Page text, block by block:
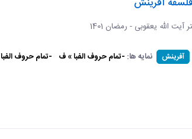
آیت الله یعقوبی - رمضان 1401
آفرینش نمایه ها: -تمام حروف الفبا » ف -تمام حروف الفبا